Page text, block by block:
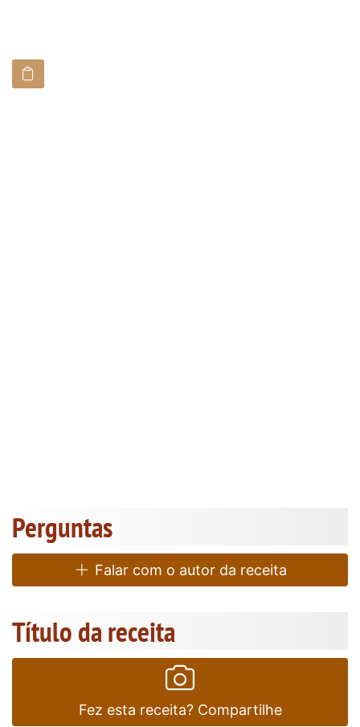
Perguntas
Falar com o autor da receita
Título da receita
Fez esta receita? Compartilhe